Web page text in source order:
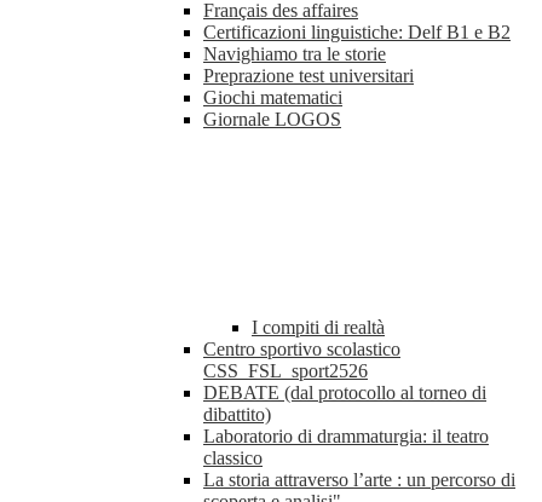
Français des affaires
Certificazioni linguistiche: Delf B1 e B2
Navighiamo tra le storie
Preprazione test universitari
Giochi matematici
Giornale LOGOS
I compiti di realtà
Centro sportivo scolastico
CSS_FSL_sport2526
DEBATE (dal protocollo al torneo di
dibattito)
Laboratorio di drammaturgia: il teatro
classico
La storia attraverso l’arte : un percorso di